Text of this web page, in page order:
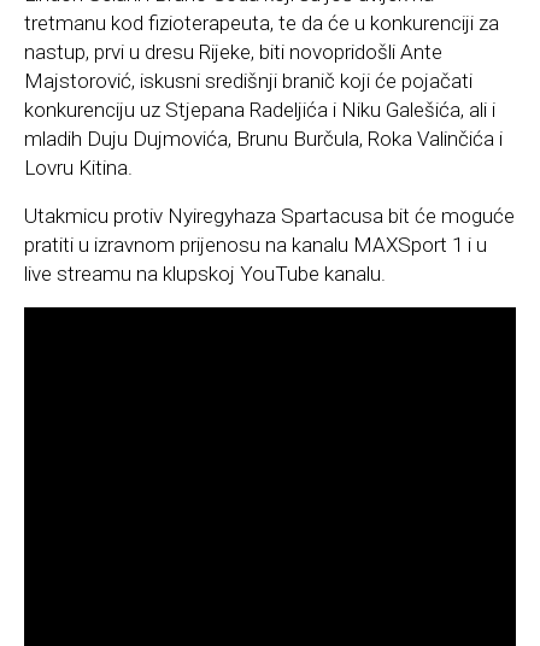
tretmanu kod fizioterapeuta, te da će u konkurenciji za
nastup, prvi u dresu Rijeke, biti novopridošli Ante
Majstorović, iskusni središnji branič koji će pojačati
konkurenciju uz Stjepana Radeljića i Niku Galešića, ali i
mladih Duju Dujmovića, Brunu Burčula, Roka Valinčića i
Lovru Kitina.
Utakmicu protiv Nyiregyhaza Spartacusa bit će moguće
pratiti u izravnom prijenosu na kanalu MAXSport 1 i u
live streamu na klupskoj YouTube kanalu.